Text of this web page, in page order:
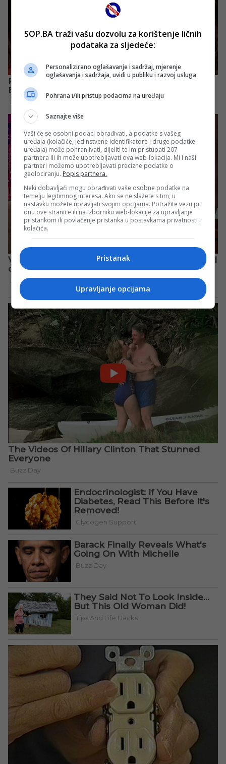
SOP.BA traži vašu dozvolu za korištenje ličnih
podataka za sljedeće:
Personalizirano oglašavanje i sadržaj, mjerenje
oglašavanja i sadržaja, uvidi u publiku i razvoj usluga
Pohrana i/ili pristup podacima na uređaju
Saznajte više
Vaši će se osobni podaci obrađivati, a podatke s vašeg
uređaja (kolačiće, jedinstvene identifikatore i druge podatke
uređaja) može pohranjivati, dijeliti te im pristupati 207
partnera ili ih može upotrebljavati ova web-lokacija. Mi i naši
partneri možemo upotrebljavati precizne podatke o
geolociranju. Popis partnera.
Neki dobavljači mogu obrađivati vaše osobne podatke na
temelju legitimnog interesa. Ako se ne slažete s tim, u
nastavku možete upravljati svojim opcijama. Potražite vezu pri
dnu ove stranice ili na izborniku web-lokacije za upravljanje
pristankom ili povlačenje pristanka u postavkama privatnosti i
kolačića.
Pristanak
Upravljanje opcijama